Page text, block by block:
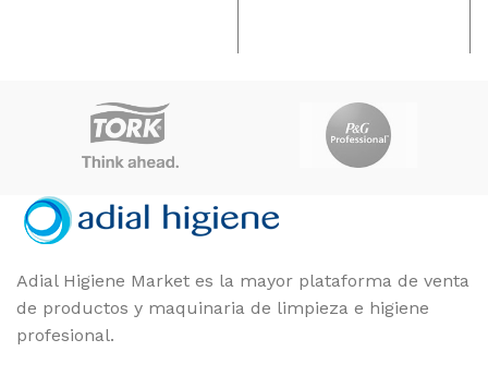
MARCAS Tork
FORMATO Unidad
Adial Higiene Market es la mayor plataforma de venta
de productos y maquinaria de limpieza e higiene
profesional.